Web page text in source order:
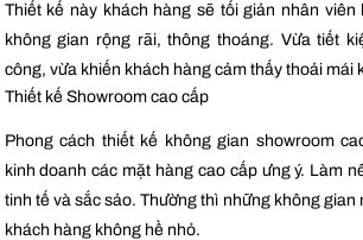
Thiết kế này khách hàng sẽ tối giản nhân viên
không gian rộng rãi, thông thoáng. Vừa tiết
công, vừa khiến khách hàng cảm thấy thoải mái
Thiết kế Showroom cao cấp
Phong cách thiết kế không gian showroom
kinh doanh các mặt hàng cao cấp ưng ý. Làm
tinh tế và sắc sảo. Thường thì những không gian
khách hàng không hề nhỏ.